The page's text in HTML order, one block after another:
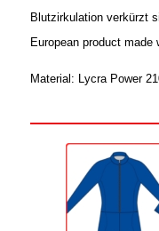
Blutzirkulation verkürzt
European product made
Material: Lycra Power